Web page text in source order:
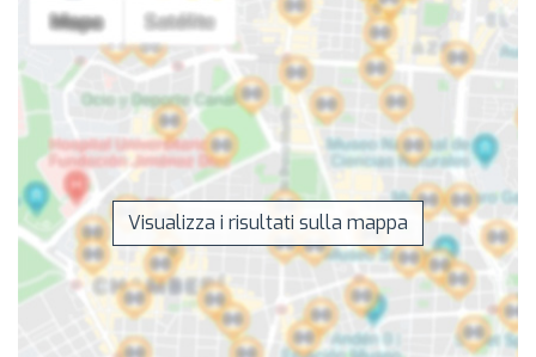
Visualizza i risultati sulla mappa